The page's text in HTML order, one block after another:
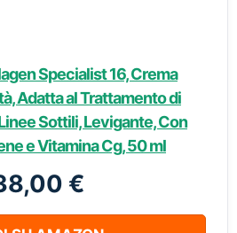
Specialist 16, Crema
Adatta al Trattamento di
Sottili, Levigante, Con
e Vitamina Cg, 50 ml
€